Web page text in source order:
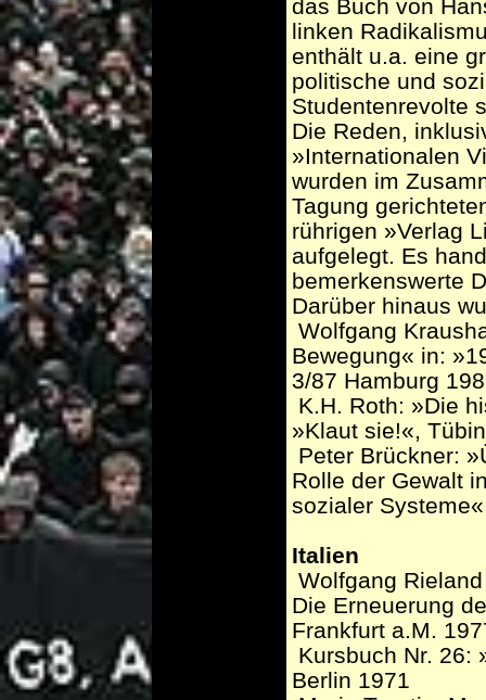
das Buch von
linken
enthält u.a. eine
politische und
Studentenrevolte
Die Reden,
»Internationalen
wurden im
Tagung
rührigen »Verlag
aufgelegt. Es
bemerkenswerte
Darüber hinaus
Wolfgang
Bewegung« in:
3/87 Hamburg
K.H. Roth: »Die
»Klaut sie!«,
Peter Brückner:
Rolle der Gewalt
sozialer
Italien
Wolfgang
Die Erneuerung
Frankfurt a.M.
Kursbuch Nr.
Berlin 1971